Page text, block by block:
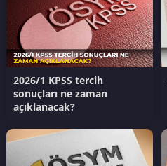
2026/1 KPSS tercih
sonuçları ne zaman
açıklanacak?